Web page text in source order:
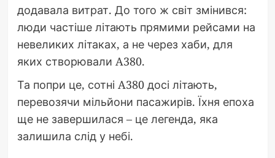
додавала витрат. До того ж світ змінився:
люди частіше літають прямими рейсами на
невеликих літаках, а не через хаби, для
яких створювали A380.
Та попри це, сотні A380 досі літають,
перевозячи мільйони пасажирів. Їхня епоха
ще не завершилася – це легенда, яка
залишила слід у небі.